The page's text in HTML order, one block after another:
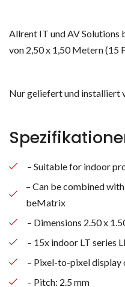
Allrent IT und AV Solutions
von 2,50 x 1,50 Metern (15
Nur geliefert und installiert
– Suitable for indoor
– Can be combined
beMatrix
– Dimensions 2.50 x
– 15x indoor LT series
– Pixel-to-pixel display
– Pitch: 2.5 mm